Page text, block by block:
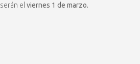
serán el viernes 1 de marzo.